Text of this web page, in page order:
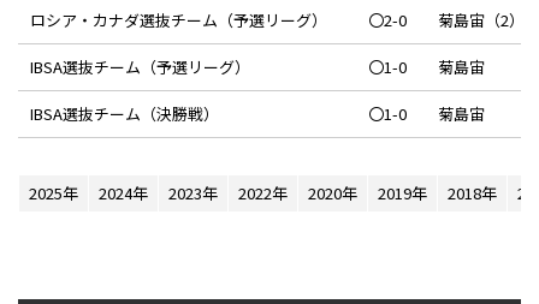
ロシア・カナダ選抜チーム（予選リーグ） 〇2-0 菊島宙（2）
IBSA選抜チーム（予選リーグ） 〇1-0 菊島宙
IBSA選抜チーム（決勝戦） 〇1-0 菊島宙
2025年 2024年 2023年 2022年 2020年 2019年 2018年